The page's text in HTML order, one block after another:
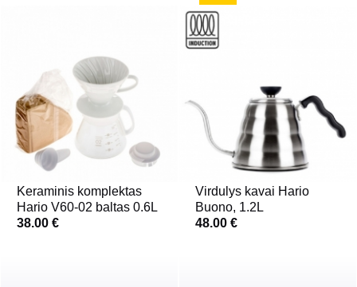
Keraminis komplektas
Hario V60-02 baltas 0.6L
38.00 €
Virdulys kavai Hario
Buono, 1.2L
48.00 €